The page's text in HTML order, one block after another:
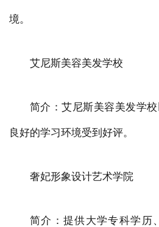
境。
艾尼斯美容美发学校
简介：艾尼斯美容美发学
良好的学习环境受到好评。
奢妃形象设计艺术学院
简介：提供大学专科学历